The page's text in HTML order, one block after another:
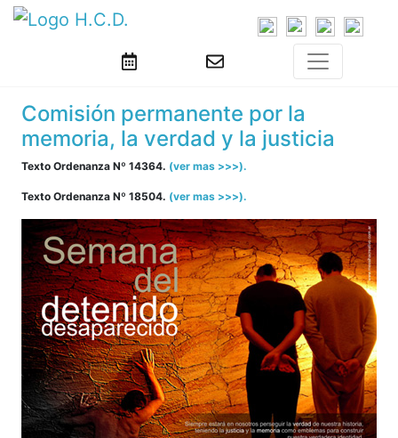
Comisión permanente por la
memoria, la verdad y la justicia
Texto Ordenanza Nº 14364. (ver mas >>>).
Texto Ordenanza Nº 18504. (ver mas >>>).